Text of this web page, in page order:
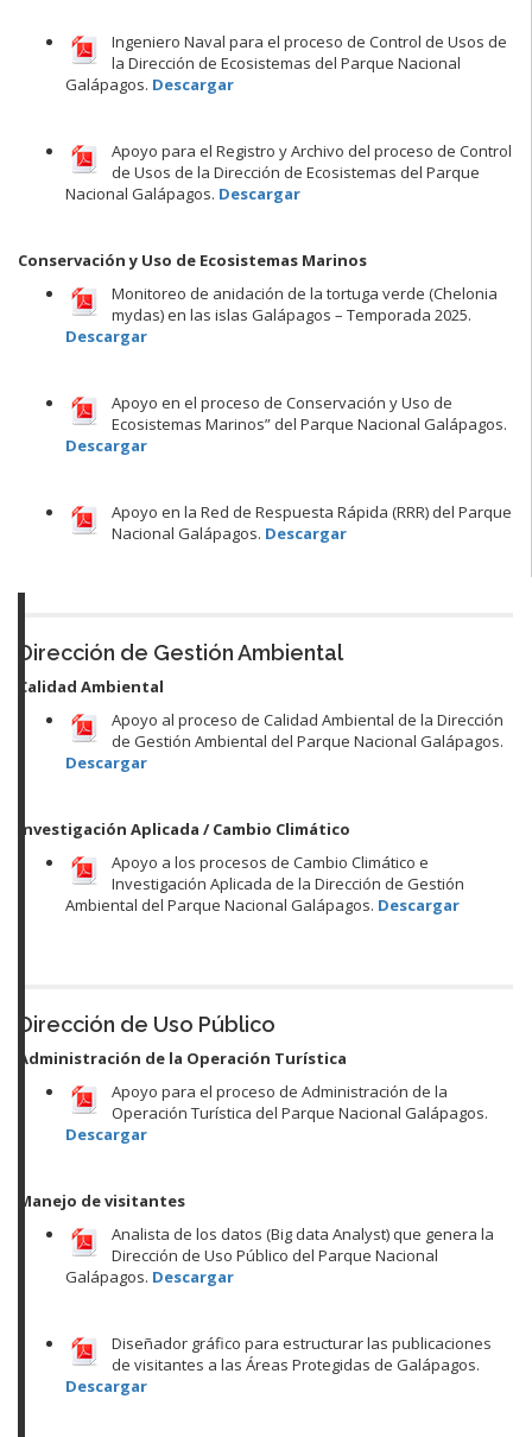
Ingeniero Naval para el proceso de Control de Usos de
la Dirección de Ecosistemas del Parque Nacional
Galápagos. Descargar
Apoyo para el Registro y Archivo del proceso de Control
de Usos de la Dirección de Ecosistemas del Parque
Nacional Galápagos. Descargar
Conservación y Uso de Ecosistemas Marinos
Monitoreo de anidación de la tortuga verde (Chelonia
mydas) en las islas Galápagos – Temporada 2025.
Descargar
Apoyo en el proceso de Conservación y Uso de
Ecosistemas Marinos” del Parque Nacional Galápagos.
Descargar
Apoyo en la Red de Respuesta Rápida (RRR) del Parque
Nacional Galápagos. Descargar
Dirección de Gestión Ambiental
Calidad Ambiental
Apoyo al proceso de Calidad Ambiental de la Dirección
de Gestión Ambiental del Parque Nacional Galápagos.
Descargar
Investigación Aplicada / Cambio Climático
Apoyo a los procesos de Cambio Climático e
Investigación Aplicada de la Dirección de Gestión
Ambiental del Parque Nacional Galápagos. Descargar
Dirección de Uso Público
Administración de la Operación Turística
Apoyo para el proceso de Administración de la
Operación Turística del Parque Nacional Galápagos.
Descargar
Manejo de visitantes
Analista de los datos (Big data Analyst) que genera la
Dirección de Uso Público del Parque Nacional
Galápagos. Descargar
Diseñador gráfico para estructurar las publicaciones
de visitantes a las Áreas Protegidas de Galápagos.
Descargar